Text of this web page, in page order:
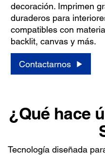
decoración. Imprimen
duraderos para
compatibles con
backlit, canvas y más.
Contactarnos
¿Qué hace
Tecnología diseñada